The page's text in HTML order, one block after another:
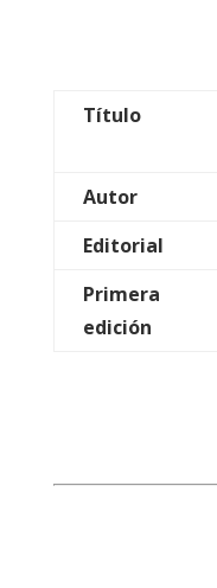
Título
Autor
Editorial
Primera
edición